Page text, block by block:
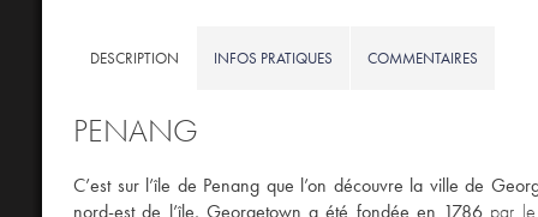
DESCRIPTION INFOS PRATIQUES COMMENTAIRES
PENANG
C’est sur l’île de Penang que l’on découvre la ville de
nord-est de l’île, Georgetown a été fondée en 1786 par